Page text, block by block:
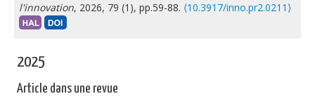
l'innovation, 2026, 79 (1), pp.59-88. ⟨10.3917/inno.pr2.0211⟩
2025
Article dans une revue